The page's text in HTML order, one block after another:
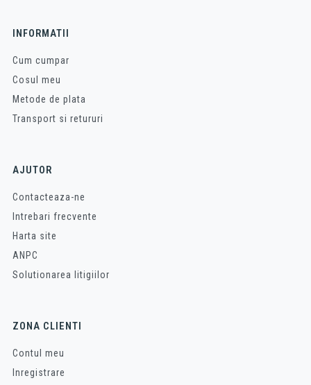
INFORMATII
Cum cumpar
Cosul meu
Metode de plata
Transport si retururi
AJUTOR
Contacteaza-ne
Intrebari frecvente
Harta site
ANPC
Solutionarea litigiilor
ZONA CLIENTI
Contul meu
Inregistrare